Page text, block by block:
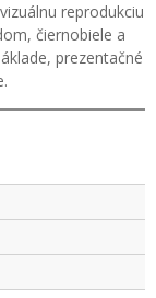
reprodukciu
čiernobiele a
prezentačné